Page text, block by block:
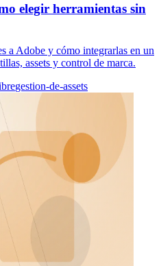
elegir herramientas sin
a Adobe y cómo integrarlas en un
assets y control de marca.
gestion-de-assets